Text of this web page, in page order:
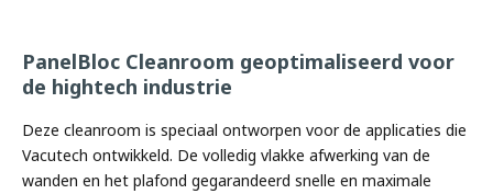
‹
›
PanelBloc Cleanroom geoptimaliseerd voor
de hightech industrie
Deze cleanroom is speciaal ontworpen voor de applicaties die
Vacutech ontwikkeld. De volledig vlakke afwerking van de
wanden en het plafond gegarandeerd snelle en maximale